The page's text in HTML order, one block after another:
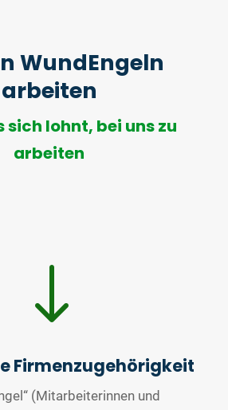
WundEngeln
arbeiten
sich lohnt, bei uns zu
arbeiten
"
Firmenzugehörigkeit
(Mitarbeiterinnen und